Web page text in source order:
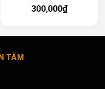
300,000₫
TÂM